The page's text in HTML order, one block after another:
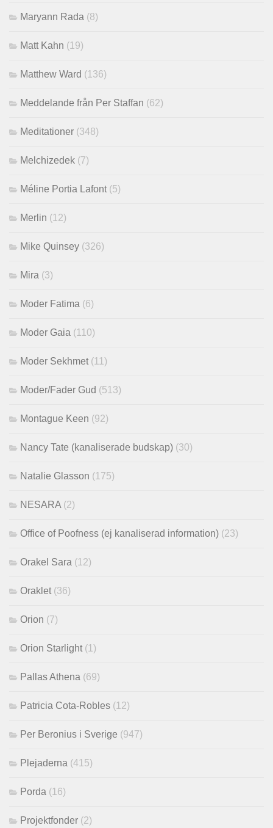
Maryann Rada (8)
Matt Kahn (19)
Matthew Ward (136)
Meddelande från Per Staffan (62)
Meditationer (348)
Melchizedek (7)
Méline Portia Lafont (5)
Merlin (12)
Mike Quinsey (326)
Mira (3)
Moder Fatima (6)
Moder Gaia (110)
Moder Sekhmet (11)
Moder/Fader Gud (513)
Montague Keen (92)
Nancy Tate (kanaliserade budskap) (30)
Natalie Glasson (175)
NESARA (2)
Office of Poofness (ej kanaliserad information) (23)
Orakel Sara (12)
Oraklet (36)
Orion (7)
Orion Starlight (1)
Pallas Athena (69)
Patricia Cota-Robles (12)
Per Beronius i Sverige (947)
Plejaderna (415)
Porda (16)
Projektfonder (2)